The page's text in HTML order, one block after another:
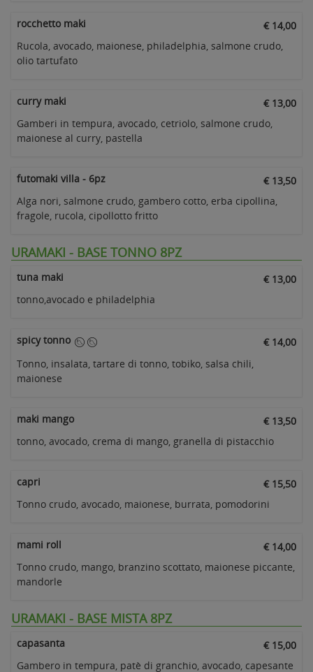
rocchetto maki
€ 14,00
Rucola, avocado, maionese, philadelphia, salmone crudo,
olio tartufato
curry maki
€ 13,00
Gamberi in tempura, avocado, cetriolo, salmone crudo,
maionese al curry, pastella
futomaki villa - 6pz
€ 13,50
Alga nori, salmone crudo, gambero cotto, erba cipollina,
fragole, rucola, cipollotto fritto
URAMAKI - BASE TONNO 8PZ
tuna maki
€ 13,00
tonno,avocado e philadelphia
spicy tonno
€ 14,00
Tonno, insalata, tartare di tonno, tobiko, salsa chili,
maionese
maki mango
€ 13,50
tonno, avocado, crema di mango, granella di pistacchio
capri
€ 15,50
Tonno crudo, avocado, maionese, burrata, pomodorini
mami roll
€ 14,00
Tonno crudo, mango, branzino scottato, maionese piccante,
mandorle
URAMAKI - BASE MISTA 8PZ
capasanta
€ 15,00
Gambero in tempura, patè di granchio, avocado, capesante